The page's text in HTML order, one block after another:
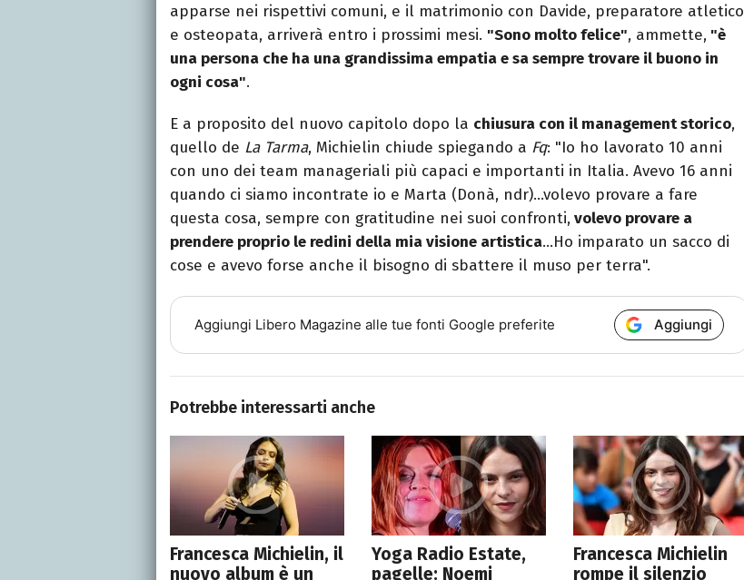
apparse nei rispettivi comuni, e il matrimonio con Davide, preparatore atletico
e osteopata, arriverà entro i prossimi mesi. "Sono molto felice", ammette, "è
una persona che ha una grandissima empatia e sa sempre trovare il buono in
ogni cosa".
E a proposito del nuovo capitolo dopo la chiusura con il management storico,
quello de La Tarma, Michielin chiude spiegando a Fq: "Io ho lavorato 10 anni
con uno dei team manageriali più capaci e importanti in Italia. Avevo 16 anni
quando ci siamo incontrate io e Marta (Donà, ndr)…volevo provare a fare
questa cosa, sempre con gratitudine nei suoi confronti, volevo provare a
prendere proprio le redini della mia visione artistica…Ho imparato un sacco di
cose e avevo forse anche il bisogno di sbattere il muso per terra".
Aggiungi Libero Magazine alle tue fonti Google preferite Aggiungi
Potrebbe interessarti anche
Francesca Michielin, il
nuovo album è un
Yoga Radio Estate,
pagelle: Noemi
Francesca Michielin
rompe il silenzio